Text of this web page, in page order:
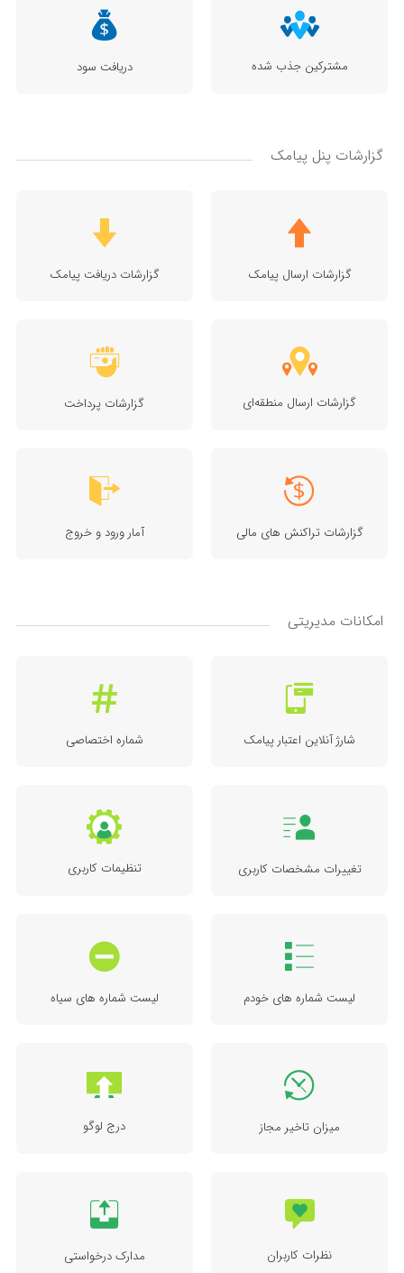
مشترکین جذب شده دریافت سود
گزارشات پنل پیامک
گزارشات ارسال پیامک گزارشات دریافت پیامک
گزارشات ارسال منطقه‌ای گزارشات پرداخت
گزارشات تراکنش های مالی آمار ورود و خروج
امکانات مدیریتی
شارژ آنلاین اعتبار پیامک شماره اختصاصی
تغییرات مشخصات کاربری تنظیمات کاربری
لیست شماره های خودم لیست شماره های سیاه
میزان تاخیر مجاز درج لوگو
نظرات کاربران مدارک درخواستی